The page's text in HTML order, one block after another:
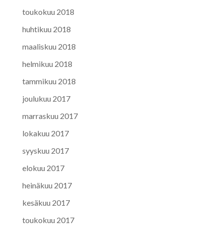
toukokuu 2018
huhtikuu 2018
maaliskuu 2018
helmikuu 2018
tammikuu 2018
joulukuu 2017
marraskuu 2017
lokakuu 2017
syyskuu 2017
elokuu 2017
heinäkuu 2017
kesäkuu 2017
toukokuu 2017